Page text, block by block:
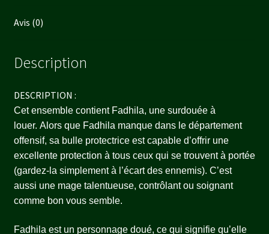
Avis (0)
Description
DESCRIPTION :
Cet ensemble contient Fadhila, une surdouée à
louer. Alors que Fadhila manque dans le département
offensif, sa bulle protectrice est capable d’offrir une
excellente protection à tous ceux qui se trouvent à portée
(gardez-la simplement à l’écart des ennemis). C’est
aussi une mage talentueuse, contrôlant ou soignant
comme bon vous semble.
Fadhila est un personnage doué, ce qui signifie qu’elle